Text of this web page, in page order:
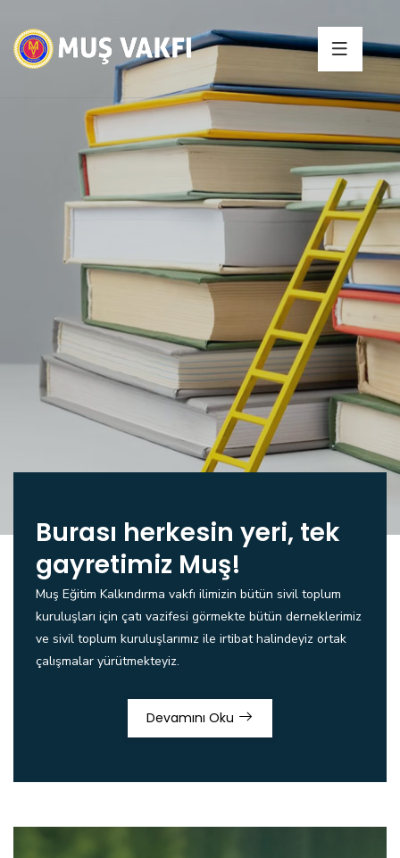
Eğitimler ile ilgili zihnini
meşgul eden soruyu sor
Eğitimler ile ilgili zihnini meşgul eden soruyu sor
Burası herkesin yeri, tek
gayretimiz Muş!
Muş Eğitim Kalkındırma vakfı ilimizin bütün sivil toplum
kuruluşları için çatı vazifesi görmekte bütün derneklerimiz
ve sivil toplum kuruluşlarımız ile irtibat halindeyiz ortak
çalışmalar yürütmekteyiz.
Devamını Oku